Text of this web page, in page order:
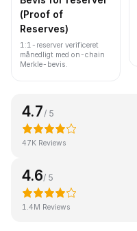
(Proof of
Reserves)
1:1-reserver verificeret
månedligt med on-chain
Merkle-bevis.
4.7 / 5
47K Reviews
4.6/ 5
1.4M Reviews